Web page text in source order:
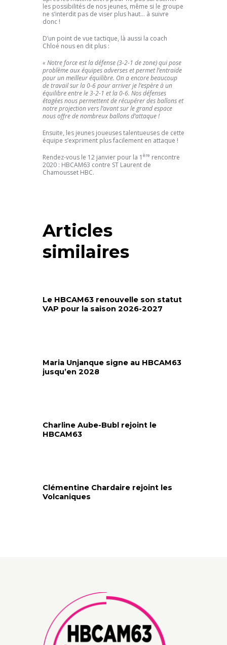
les possibilités de nos jeunes, même si le groupe
ne s’interdit pas de viser plus haut… à suivre
donc !
D’un point de vue tactique, là aussi la coach
Chloé nous en dit plus :
« Notre force est la défense (3-2-1 de zone) qui pose
problème aux équipes adverses et permet l’entraide
pour un meilleur équilibre. On a encore beaucoup
de travail sur la 0-6 pour arriver je l’espère à un
équilibre entre le 3-2-1 et la 0-6. Nos défenses
étagées nous permettent de récupérer des ballons et
notre projection vers l’avant sur le grand espace
nous offre de nombreux ballons d’attaque !
Ensuite, les jeunes joueuses talentueuses de cette
équipe s’expriment plus facilement en attaque !
Rendez-vous le 12 janvier pour la 1 ère rencontre
2020 : HBCAM63 contre ST Laurent de
Chamousset HBC.
Articles
similaires
Le HBCAM63 renouvelle son statut
VAP pour la saison 2026-2027
Maria Unjanque signe au HBCAM63
jusqu’en 2028
Charline Aube-Bubl rejoint le
HBCAM63
Clémentine Chardaire rejoint les
Volcaniques